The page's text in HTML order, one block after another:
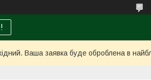
Ваша заявка буде оброблена в